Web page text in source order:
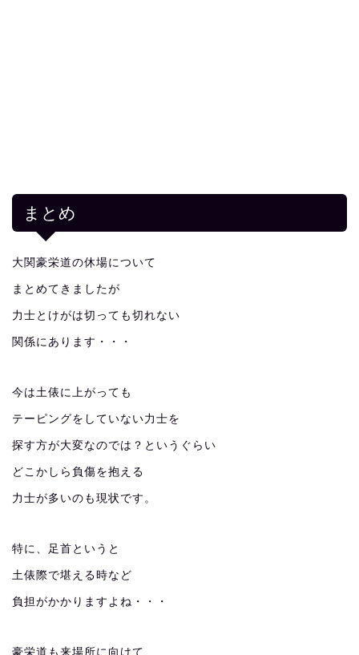
まとめ
大関豪栄道の休場について
まとめてきましたが
力士とけがは切っても切れない
関係にあります・・・
今は土俵に上がっても
テーピングをしていない力士を
探す方が大変なのでは？というぐらい
どこかしら負傷を抱える
力士が多いのも現状です。
特に、足首というと
土俵際で堪える時など
負担がかかりますよね・・・
豪栄道も来場所に向けて